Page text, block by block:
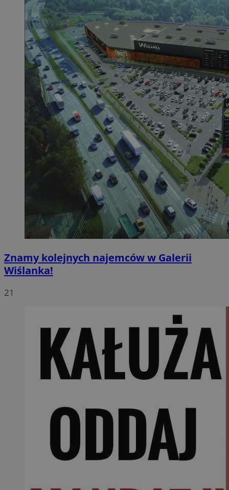
Znamy kolejnych najemców w Galerii
Wiślanka!
21